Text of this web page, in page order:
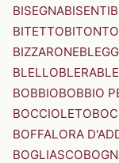
BISEGNABISENTI
BITETTOBITONTO
BIZZARONE
BLELLOBLERA
BOBBIOBOBBIO
BOCCIOLETO
BOFFALORA
BOGLIASCO